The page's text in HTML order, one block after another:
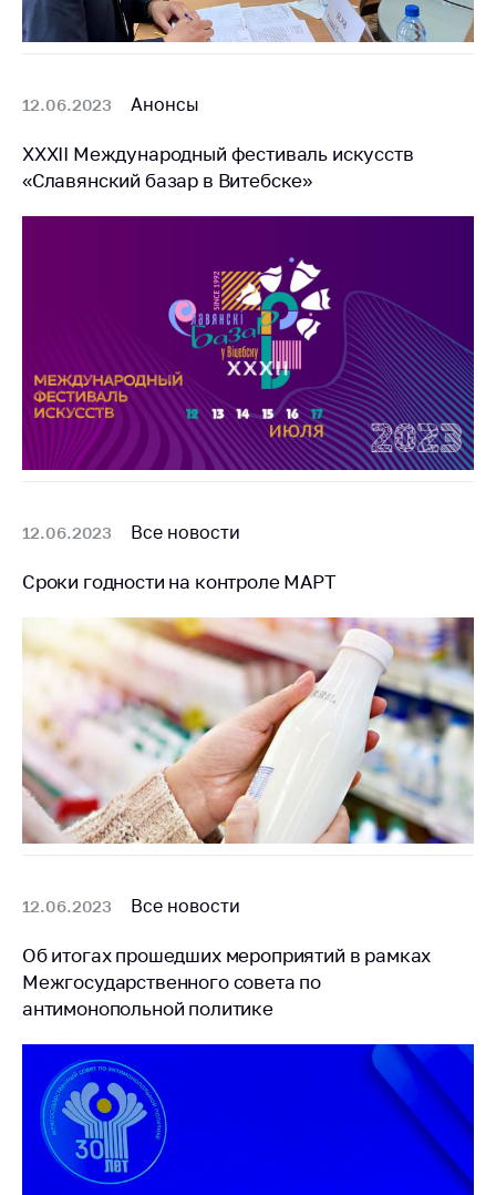
12.06.2023 Анонсы
XXXII Международный фестиваль искусств
«Славянский базар в Витебске»
12.06.2023 Все новости
Сроки годности на контроле МАРТ
12.06.2023 Все новости
Об итогах прошедших мероприятий в рамках
Межгосударственного совета по
антимонопольной политике